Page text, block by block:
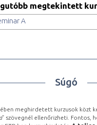
megtekintett
A
Súgó
meghirdetett kurzusok közt
” szövegnél ellenőrizheti. Fontos,